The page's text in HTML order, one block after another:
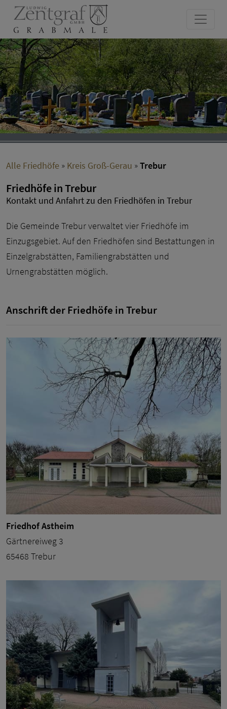
Alle Friedhöfe » Kreis Groß-Gerau »Trebur
Friedhöfe in Trebur
Kontakt und Anfahrt zu den Friedhöfen in Trebur
Die Gemeinde Trebur verwaltet vier Friedhöfe im
Einzugsgebiet. Auf den Friedhöfen sind Bestattungen in
Einzelgrabstätten, Familiengrabstätten und
Urnengrabstätten möglich.
Anschrift der Friedhöfe in Trebur
Friedhof Astheim
Gärtnereiweg 3
65468 Trebur